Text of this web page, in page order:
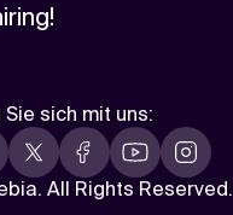
All Rights Reserved.
sich mit uns: